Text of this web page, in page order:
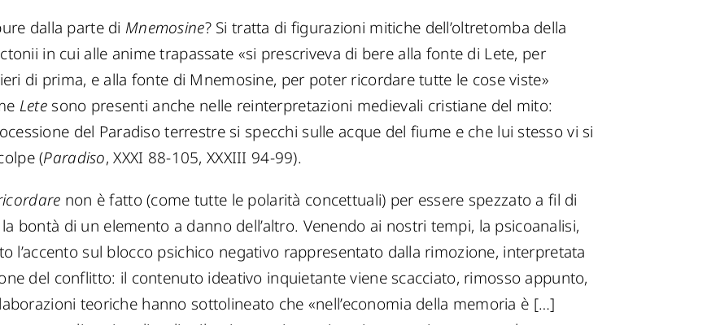
dalla parte di Mnemosine? Si tratta di figurazioni mitiche dell’oltretomba della
in cui alle anime trapassate «si prescriveva di bere alla fonte di Lete, per
di prima, e alla fonte di Mnemosine, per poter ricordare tutte le cose viste»
Lete sono presenti anche nelle reinterpretazioni medievali cristiane del mito:
del Paradiso terrestre si specchi sulle acque del fiume e che lui stesso vi si
(Paradiso, XXXI 88-105, XXXIII 94-99).
non è fatto (come tutte le polarità concettuali) per essere spezzato a fil di
bontà di un elemento a danno dell’altro. Venendo ai nostri tempi, la psicoanalisi,
l’accento sul blocco psichico negativo rappresentato dalla rimozione, interpretata
del conflitto: il contenuto ideativo inquietante viene scacciato, rimosso appunto,
teoriche hanno sottolineato che «nell’economia della memoria è […]